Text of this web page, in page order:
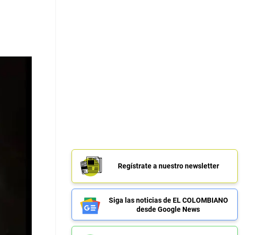
Regístrate a nuestro newsletter
Siga las noticias de EL COLOMBIANO
desde Google News